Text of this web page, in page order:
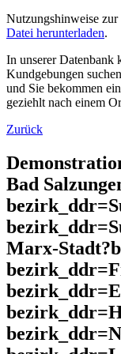
Nutzungshinweise
Datei herunterladen.
In unserer Datenbank
Kundgebungen
und Sie bekommen
geziehlt nach einem
Zurück
Bad
Marx-